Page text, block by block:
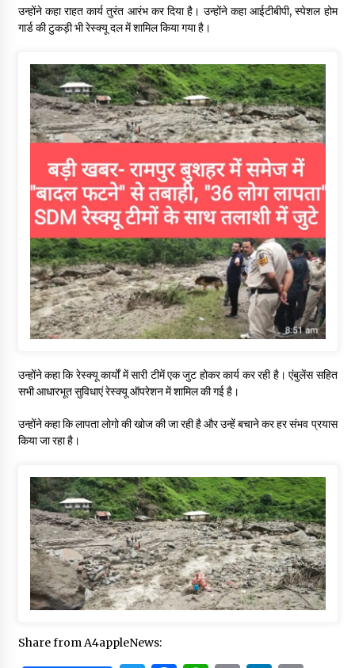
उन्होंने कहा राहत कार्य तुरंत आरंभ कर दिया है। उन्होंने कहा आईटीबीपी, स्पेशल होम
गार्ड की टुकड़ी भी रेस्क्यू दल में शामिल किया गया है।
उन्होंने कहा कि रेस्क्यू कार्यों में सारी टीमें एक जुट होकर कार्य कर रही है। एंबुलेंस सहित
सभी आधारभूत सुविधाएं रेस्क्यू ऑपरेशन में शामिल की गई है।
उन्होंने कहा कि लापता लोगो की खोज की जा रही है और उन्हें बचाने कर हर संभव प्रयास
किया जा रहा है।
Share from A4appleNews: